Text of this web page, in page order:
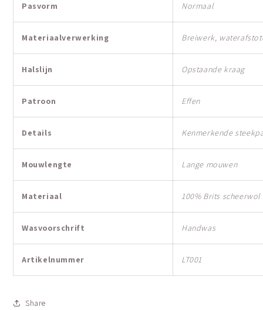
Pasvorm Normaal
Materiaalverwerking Breiwerk,
Halslijn Opstaande kraag
Patroon Effen
Details Kenmerkende
Mouwlengte Lange mouwen
Materiaal 100% Brits scheerwol
Wasvoorschrift Handwas
Artikelnummer LT001
Share